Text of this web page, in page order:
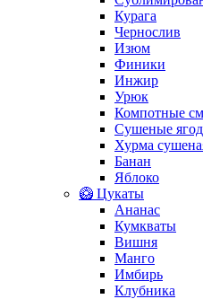
Курага
Чернослив
Изюм
Финики
Инжир
Урюк
Компотные
Сушеные
Хурма
Банан
Яблоко
🥝 Цукаты
Ананас
Кумкваты
Вишня
Манго
Имбирь
Клубника